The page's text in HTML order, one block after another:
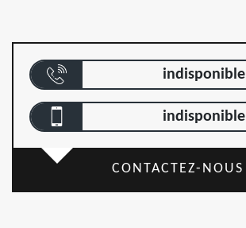
indisponible
indisponible
CONTACTEZ-NOUS